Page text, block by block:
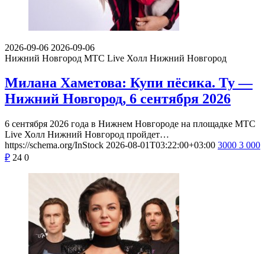
2026-09-06 2026-09-06
Нижний Новгород МТС Live Холл Нижний Новгород
Милана Хаметова: Купи пёсика. Ту —
Нижний Новгород, 6 сентября 2026
6 сентября 2026 года в Нижнем Новгороде на площадке МТС
Live Холл Нижний Новгород пройдет…
https://schema.org/InStock 2026-08-01T03:22:00+03:00 3000 3 000
₽ 24 0